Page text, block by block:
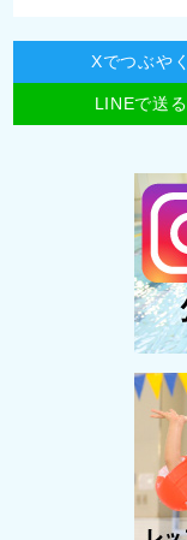
Xでつぶやく
LINEで送る